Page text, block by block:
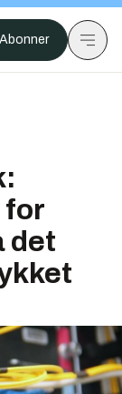
Abonner
for
det